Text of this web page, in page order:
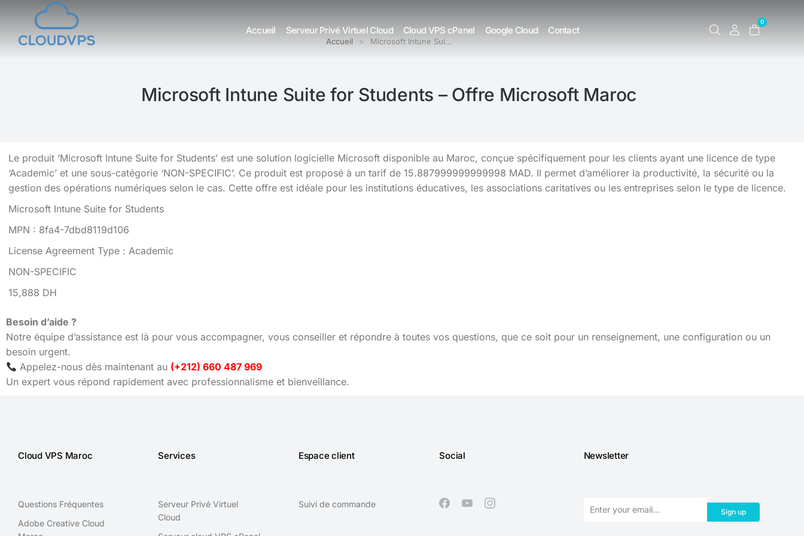
Accueil Serveur Privé Virtuel Cloud Cloud VPS cPanel Google Cloud Contact
0
Vous êtes ici : Accueil Microsoft Intune Sui…
Microsoft Intune Suite for Students – Offre Microsoft Maroc
Le produit ‘Microsoft Intune Suite for Students’ est une solution logicielle Microsoft disponible au Maroc, conçue spécifiquement pour les clients ayant une licence de type
‘Academic’ et une sous-catégorie ‘NON-SPECIFIC’. Ce produit est proposé à un tarif de 15.887999999999998 MAD. Il permet d’améliorer la productivité, la sécurité ou la
gestion des opérations numériques selon le cas. Cette offre est idéale pour les institutions éducatives, les associations caritatives ou les entreprises selon le type de licence.
Microsoft Intune Suite for Students
MPN : 8fa4-7dbd8119d106
License Agreement Type : Academic
NON-SPECIFIC
15,888 DH
Besoin d’aide ?
Notre équipe d’assistance est là pour vous accompagner, vous conseiller et répondre à toutes vos questions, que ce soit pour un renseignement, une configuration ou un
besoin urgent.
Appelez-nous dès maintenant au (+212) 660 487 969
Un expert vous répond rapidement avec professionnalisme et bienveillance.
Cloud VPS Maroc
Questions Fréquentes
Adobe Creative Cloud
Services
Serveur Privé Virtuel
Cloud
Espace client
Suivi de commande
Social Newsletter
Sign up